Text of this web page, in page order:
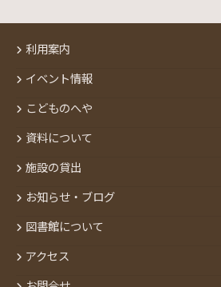
利用案内
イベント情報
こどものへや
資料について
施設の貸出
お知らせ・ブログ
図書館について
アクセス